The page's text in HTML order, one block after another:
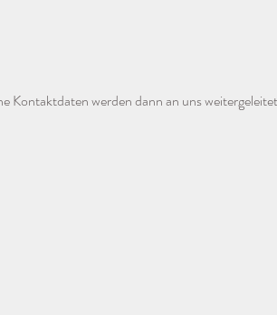
Kontaktdaten werden dann an uns